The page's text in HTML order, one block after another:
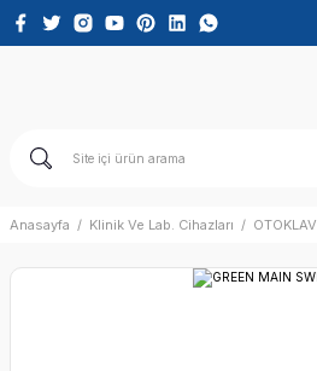
Anasayfa Klinik Ve Lab. Cihazları OTOKLAV